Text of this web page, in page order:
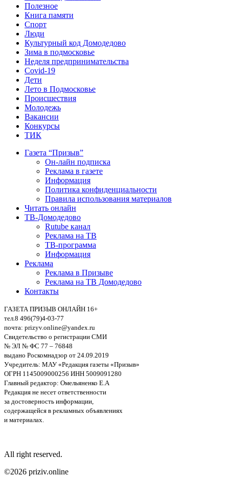
Полезное
Книга памяти
Спорт
Люди
Культурный код Домодедово
Зима в подмосковье
Неделя предпринимательства
Covid-19
Дети
Лето в Подмосковье
Происшествия
Молодежь
Вакансии
Конкурсы
ТИК
Газета “Призыв”
Он-лайн подписка
Реклама в газете
Информация
Политика конфиденциальности
Правила использования материалов
Читать онлайн
ТВ-Домодедово
Rutube канал
Реклама на ТВ
ТВ-программа
Информация
Реклама
Реклама в Призыве
Реклама на ТВ Домодедово
Контакты
ГАЗЕТА ПРИЗЫВ ОНЛАЙН 16+
тел.8 496(79)4-03-77
почта: prizyv.online@yandex.ru
Свидетельство о регистрации СМИ
№ ЭЛ № ФС 77 – 76848
выдано Роскомнадзор от 24.09.2019
Учредитель: МАУ «Редакция газеты «Призыв»
ОГРН 1145009000256 ИНН 5009091280
Главный редактор: Омельяненко Е.А
Редакция не несет ответственности
за достоверность информации,
содержащейся в рекламных объявлениях
и материалах.
All right reserved.
©2026 priziv.online